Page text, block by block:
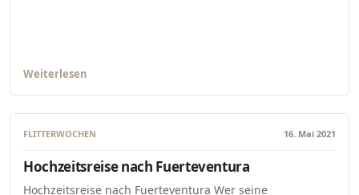
Weiterlesen
FLITTERWOCHEN 16. Mai 2021
Hochzeitsreise nach Fuerteventura
Hochzeitsreise nach Fuerteventura Wer seine